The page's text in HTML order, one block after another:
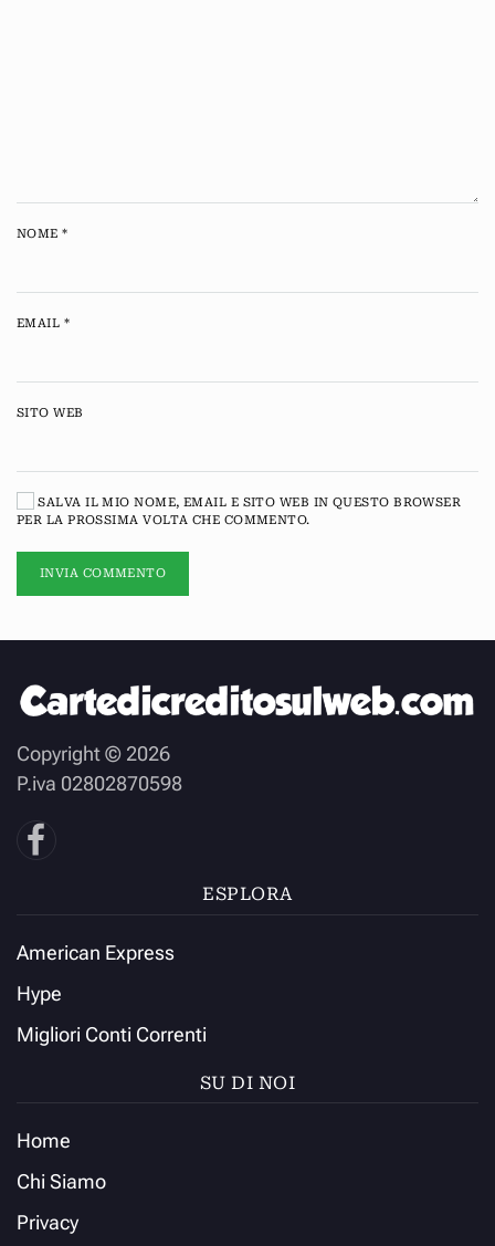
NOME*
EMAIL *
SITO WEB
SALVA IL MIO NOME, EMAIL E SITO WEB IN QUESTO BROWSER
PER LA PROSSIMA VOLTA CHE COMMENTO.
INVIA COMMENTO
Copyright © 2026
P.iva 02802870598
ESPLORA
American Express
Hype
Migliori Conti Correnti
SU DI NOI
Home
Chi Siamo
Privacy